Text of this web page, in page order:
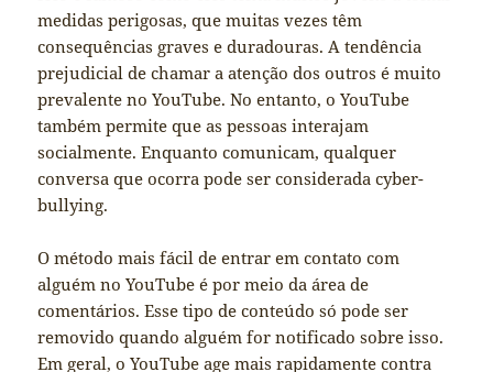
medidas perigosas, que muitas vezes têm
consequências graves e duradouras. A tendência
prejudicial de chamar a atenção dos outros é muito
prevalente no YouTube. No entanto, o YouTube
também permite que as pessoas interajam
socialmente. Enquanto comunicam, qualquer
conversa que ocorra pode ser considerada cyber-
bullying.
O método mais fácil de entrar em contato com
alguém no YouTube é por meio da área de
comentários. Esse tipo de conteúdo só pode ser
removido quando alguém for notificado sobre isso.
Em geral, o YouTube age mais rapidamente contra